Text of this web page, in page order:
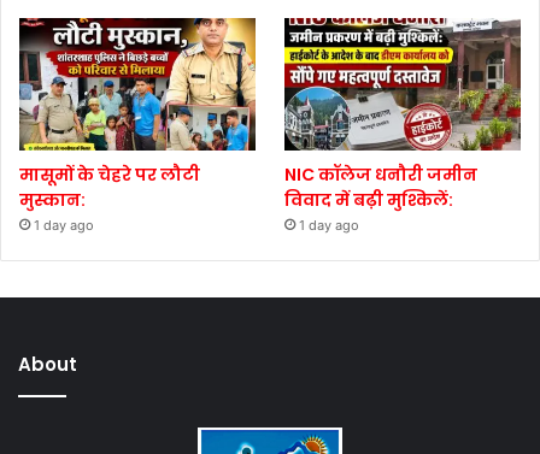
मासूमों के चेहरे पर लौटी
मुस्कान:
1 day ago
NIC कॉलेज धनौरी जमीन
विवाद में बढ़ी मुश्किलें:
1 day ago
About